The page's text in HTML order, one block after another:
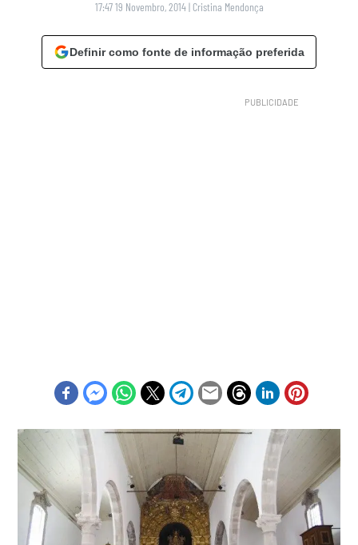
17:47 19 Novembro, 2014 | Cristina Mendonça
Definir como fonte de informação preferida